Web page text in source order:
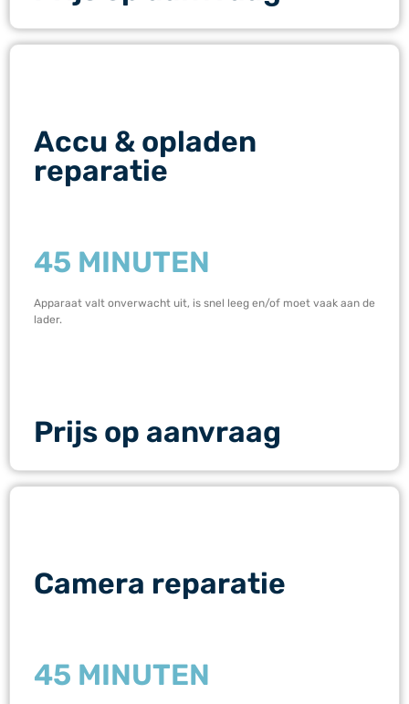
Accu & opladen
reparatie
45 MINUTEN
Apparaat valt onverwacht uit, is snel leeg en/of moet vaak aan de
lader.
Prijs op aanvraag
Camera reparatie
45 MINUTEN